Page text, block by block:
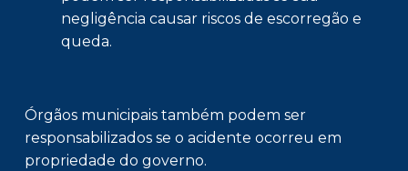
negligência causar riscos de escorregão e
queda.
Órgãos municipais também podem ser
responsabilizados se o acidente ocorreu em
propriedade do governo.